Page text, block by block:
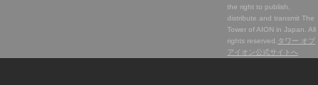
the right to publish,
distribute and transmit The
Tower of AION in Japan. All
rights reserved. タワー オブ
アイオン公式サイトへ